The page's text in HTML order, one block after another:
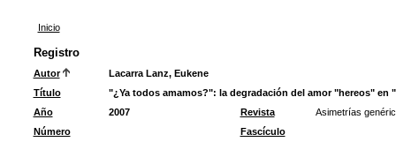
Inicio
Registro
Autor
Lacarra Lanz, Eukene
Título
"¿Ya todos amamos?": la degradación del amor "hereos" en
Año
2007 Revista
Asimetrías
Número
Fascículo